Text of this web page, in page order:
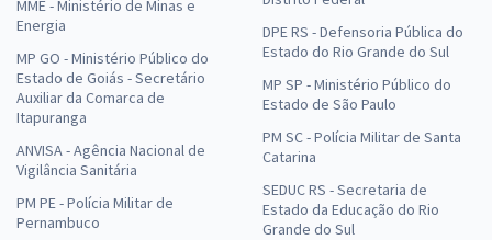
MME - Ministério de Minas e
Energia
MP GO - Ministério Público do
Estado de Goiás - Secretário
Auxiliar da Comarca de
Itapuranga
ANVISA - Agência Nacional de
Vigilância Sanitária
PM PE - Polícia Militar de
Pernambuco
DPE RS - Defensoria Pública do
Estado do Rio Grande do Sul
MP SP - Ministério Público do
Estado de São Paulo
PM SC - Polícia Militar de Santa
Catarina
SEDUC RS - Secretaria de
Estado da Educação do Rio
Grande do Sul